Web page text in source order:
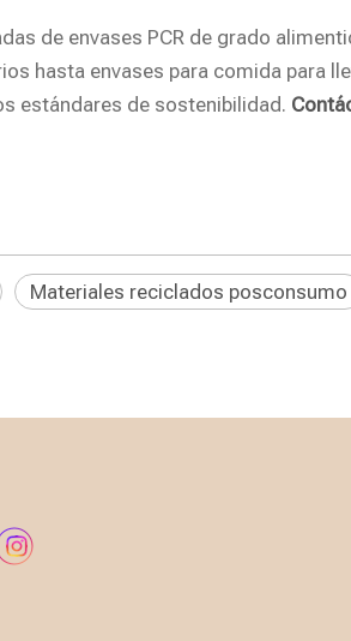
de envases PCR de grado
hasta envases para comida para
estándares de sostenibilidad.
Materiales reciclados posconsumo